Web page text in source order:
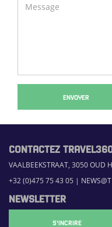
ENVOYER
CONTACTEZ
VAALBEEKSTRAAT, 3050 OUD
+32 (0)475 75 43 05 |
NEWSLETTER
S'INCRIRE